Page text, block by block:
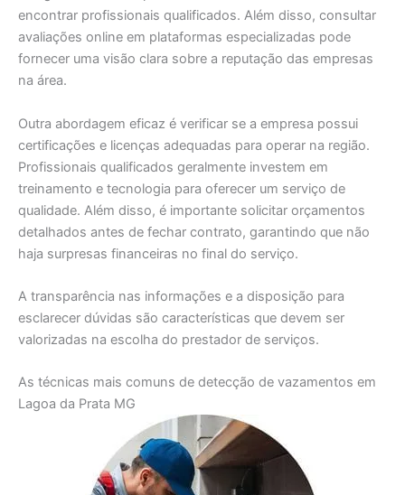
encontrar profissionais qualificados. Além disso, consultar
avaliações online em plataformas especializadas pode
fornecer uma visão clara sobre a reputação das empresas
na área.
Outra abordagem eficaz é verificar se a empresa possui
certificações e licenças adequadas para operar na região.
Profissionais qualificados geralmente investem em
treinamento e tecnologia para oferecer um serviço de
qualidade. Além disso, é importante solicitar orçamentos
detalhados antes de fechar contrato, garantindo que não
haja surpresas financeiras no final do serviço.
A transparência nas informações e a disposição para
esclarecer dúvidas são características que devem ser
valorizadas na escolha do prestador de serviços.
As técnicas mais comuns de detecção de vazamentos em
Lagoa da Prata MG